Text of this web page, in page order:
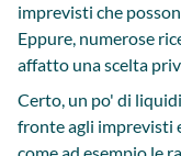
imprevisti che
Eppure, numerose
affatto una scelta
Certo, un po' di
fronte agli imprevisti